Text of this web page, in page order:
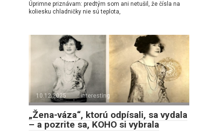
Úprimne priznávam: predtým som ani netušil, že čísla na
koliesku chladničky nie sú teplota,
10.12.2025 interesting
„Žena-váza“, ktorú odpísali, sa vydala
– a pozrite sa, KOHO si vybrala